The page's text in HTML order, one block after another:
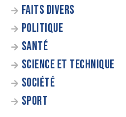
FAITS DIVERS
POLITIQUE
SANTÉ
SCIENCE ET TECHNIQUE
SOCIÉTÉ
SPORT